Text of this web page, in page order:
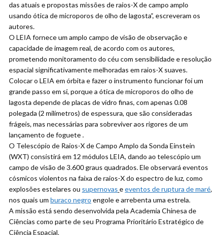
das atuais e propostas missões de raios-X de campo amplo
usando ótica de microporos de olho de lagosta”, escreveram os
autores.
O LEIA fornece um amplo campo de visão de observação e
capacidade de imagem real, de acordo com os autores,
prometendo monitoramento do céu com sensibilidade e resolução
espacial significativamente melhoradas em raios-X suaves.
Colocar o LEIA em órbita e fazer o instrumento funcionar foi um
grande passo em si, porque a ótica de microporos do olho de
lagosta depende de placas de vidro finas, com apenas 0.08
polegada (2 milímetros) de espessura, que são consideradas
frágeis, mas necessárias para sobreviver aos rigores de um
lançamento de foguete .
O Telescópio de Raios-X de Campo Amplo da Sonda Einstein
(WXT) consistirá em 12 módulos LEIA, dando ao telescópio um
campo de visão de 3.600 graus quadrados. Ele observará eventos
cósmicos violentos na faixa de raios-X do espectro de luz, como
explosões estelares ou supernovas eeventos de ruptura de maré,
nos quais um buraco negro engole e arrebenta uma estrela.
A missão está sendo desenvolvida pela Academia Chinesa de
Ciências como parte de seu Programa Prioritário Estratégico de
Ciência Espacial.